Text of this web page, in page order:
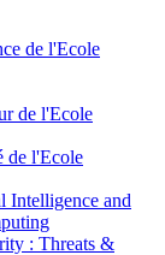
de l'Ecole
de l'Ecole
de l'Ecole
and
: Threats &